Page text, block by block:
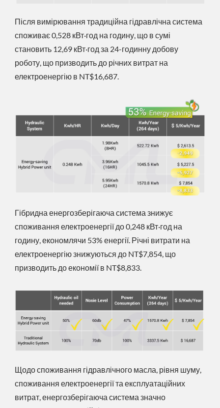
Після вимірювання традиційна гідравлічна система
споживає 0,528 кВт·год на годину, що в сумі
становить 12,69 кВт·год за 24-годинну добову
роботу, що призводить до річних витрат на
електроенергію в NT$16,687.
Гібридна енергозберігаюча система знижує
споживання електроенергії до 0,248 кВт·год на
годину, економлячи 53% енергії. Річні витрати на
електроенергію знижуються до NT$7,854, що
призводить до економії в NT$8,833.
Щодо споживання гідравлічного масла, рівня шуму,
споживання електроенергії та експлуатаційних
витрат, енергозберігаюча система значно